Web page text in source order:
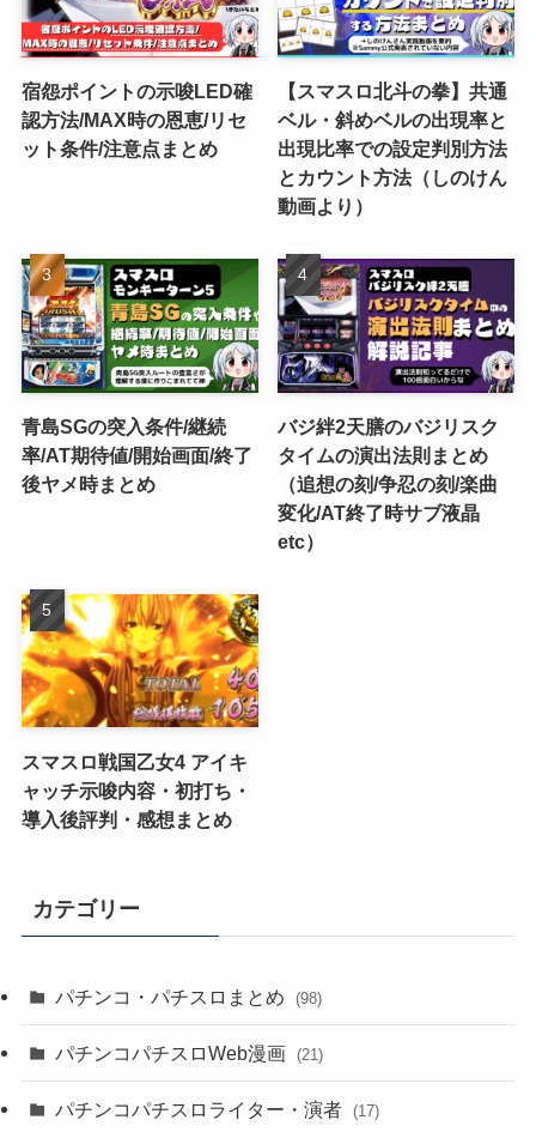
宿怨ポイントの示唆LED確
認方法/MAX時の恩恵/リセ
ット条件/注意点まとめ
【スマスロ北斗の拳】共通
ベル・斜めベルの出現率と
出現比率での設定判別方法
とカウント方法（しのけん
動画より）
青島SGの突入条件/継続
率/AT期待値/開始画面/終了
後ヤメ時まとめ
バジ絆2天膳のバジリスク
タイムの演出法則まとめ
（追想の刻/争忍の刻/楽曲
変化/AT終了時サブ液晶
etc）
スマスロ戦国乙女4 アイキ
ャッチ示唆内容・初打ち・
導入後評判・感想まとめ
カテゴリー
パチンコ・パチスロまとめ (98)
パチンコパチスロWeb漫画 (21)
パチンコパチスロライター・演者 (17)